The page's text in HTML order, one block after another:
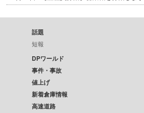
話題
短報
DPワールド
事件・事故
値上げ
新着倉庫情報
高速道路